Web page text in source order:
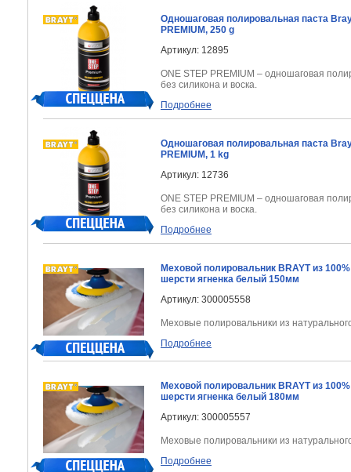
Одношаговая полировальная паста
PREMIUM, 250 g
Артикул: 12895
ONE STEP PREMIUM – одношаговая
без силикона и воска.
Подробнее
Одношаговая полировальная паста
PREMIUM, 1 kg
Артикул: 12736
ONE STEP PREMIUM – одношаговая
без силикона и воска.
Подробнее
Меховой полировальник BRAYT из
шерсти ягненка белый 150мм
Артикул: 300005558
Меховые полировальники из
Подробнее
Меховой полировальник BRAYT из
шерсти ягненка белый 180мм
Артикул: 300005557
Меховые полировальники из
Подробнее